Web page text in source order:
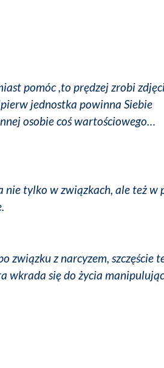
pomóc ,to prędzej zrobi
jednostka powinna Siebie
osobie coś wartościowego…
tylko w związkach, ale też w
związku z narcyzem, szczęście
wkrada się do życia manipulując